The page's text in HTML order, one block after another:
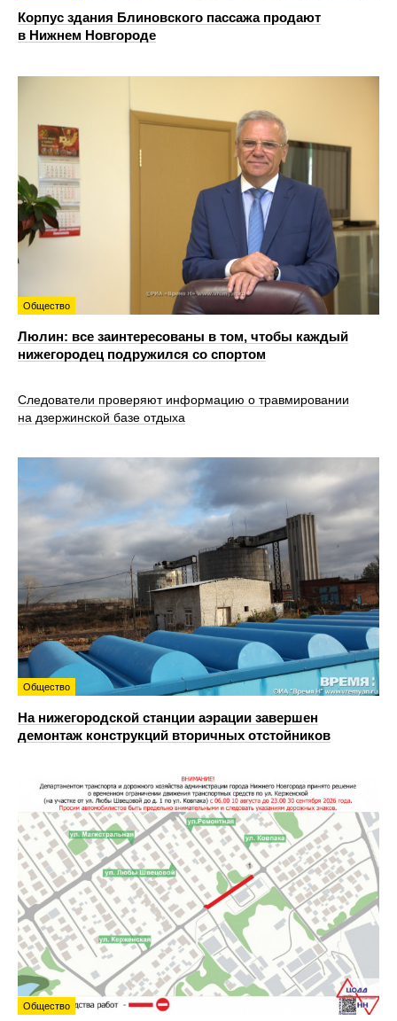
Корпус здания Блиновского пассажа продают
в Нижнем Новгороде
Общество
Люлин: все заинтересованы в том, чтобы каждый
нижегородец подружился со спортом
Следователи проверяют информацию о травмировании
на дзержинской базе отдыха
Общество
На нижегородской станции аэрации завершен
демонтаж конструкций вторичных отстойников
Общество